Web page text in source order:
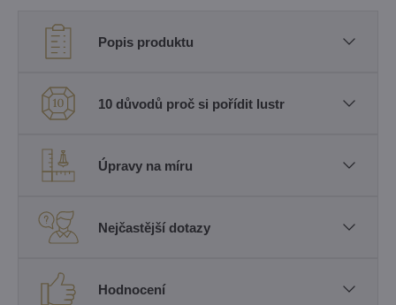
Popis produktu
10 důvodů proč si pořídit lustr
Úpravy na míru
Nejčastější dotazy
Hodnocení